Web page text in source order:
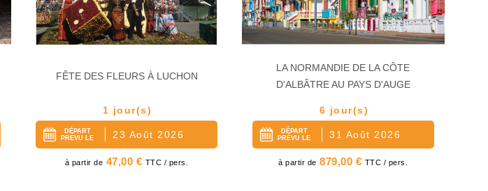
FÊTE DES FLEURS À LUCHON
1 jour(s)
DÉPART
PRÉVU LE
23 Août 2026
Prix
à partir de 47,00 € TTC / pers.
LA NORMANDIE DE LA CÔTE
D'ALBÂTRE AU PAYS D'AUGE
6 jour(s)
DÉPART
PRÉVU LE
31 Août 2026
Prix
à partir de 879,00 € TTC / pers.